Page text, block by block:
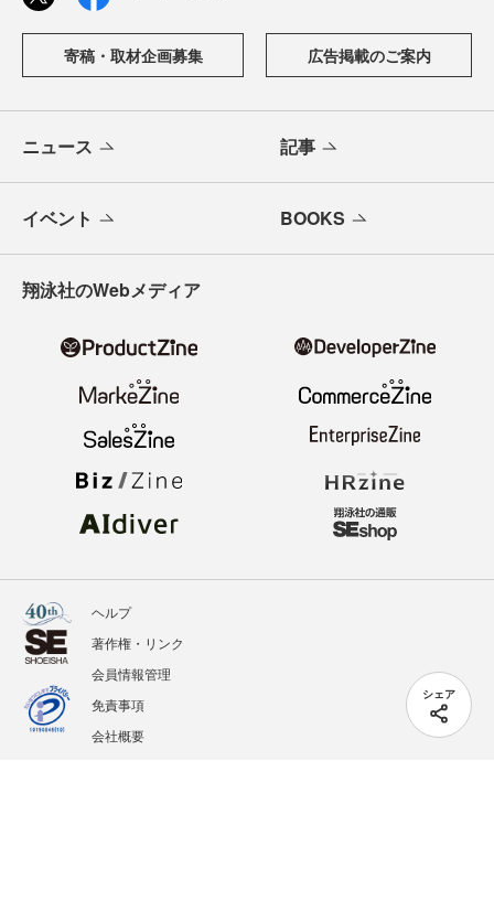
シェア
寄稿・取材企画募集 広告掲載のご案内
ニュース 記事
イベント BOOKS
翔泳社のWebメディア
ヘルプ
著作権・リンク
会員情報管理
免責事項
会社概要